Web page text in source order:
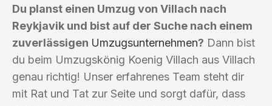
Du planst einen Umzug von Villach nach
Reykjavik und bist auf der Suche nach einem
zuverlässigen Umzugsunternehmen? Dann bist
du beim Umzugskönig Koenig Villach aus Villach
genau richtig! Unser erfahrenes Team steht dir
mit Rat und Tat zur Seite und sorgt dafür, dass